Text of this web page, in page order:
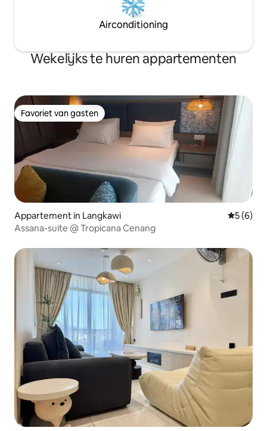
Airconditioning
Wekelijks te huren appartementen
Favoriet van gasten
Favoriet van gasten
Appartement in Langkawi
5 (6)
Assana-suite @ Tropicana Cenang